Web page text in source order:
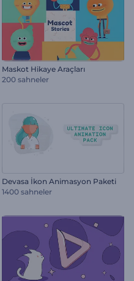
Maskot Hikaye Araçları
200 sahneler
Devasa İkon Animasyon Paketi
1400 sahneler